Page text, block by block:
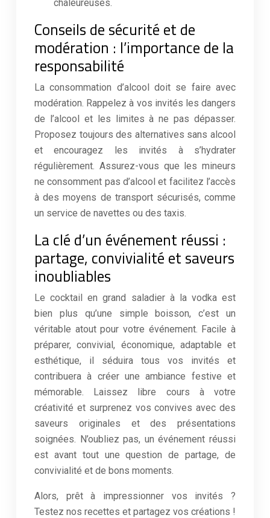
chaleureuses.
Conseils de sécurité et de
modération : l’importance de la
responsabilité
La consommation d’alcool doit se faire avec
modération. Rappelez à vos invités les dangers
de l’alcool et les limites à ne pas dépasser.
Proposez toujours des alternatives sans alcool
et encouragez les invités à s’hydrater
régulièrement. Assurez-vous que les mineurs
ne consomment pas d’alcool et facilitez l’accès
à des moyens de transport sécurisés, comme
un service de navettes ou des taxis.
La clé d’un événement réussi :
partage, convivialité et saveurs
inoubliables
Le cocktail en grand saladier à la vodka est
bien plus qu’une simple boisson, c’est un
véritable atout pour votre événement. Facile à
préparer, convivial, économique, adaptable et
esthétique, il séduira tous vos invités et
contribuera à créer une ambiance festive et
mémorable. Laissez libre cours à votre
créativité et surprenez vos convives avec des
saveurs originales et des présentations
soignées. N’oubliez pas, un événement réussi
est avant tout une question de partage, de
convivialité et de bons moments.
Alors, prêt à impressionner vos invités ?
Testez nos recettes et partagez vos créations !